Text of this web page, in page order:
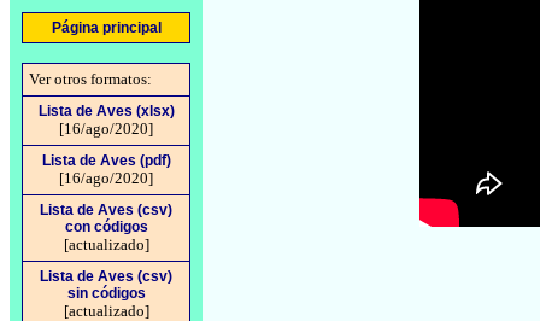
Página principal
Ver otros formatos:
Lista de Aves (xlsx)
[16/ago/2020]
Lista de Aves (pdf)
[16/ago/2020]
Lista de Aves (csv)
con códigos
[actualizado]
Lista de Aves (csv)
sin códigos
[actualizado]